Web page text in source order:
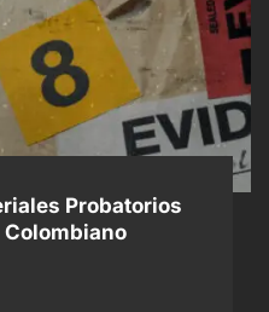
Probatorios
Colombiano